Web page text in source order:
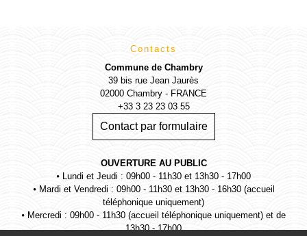
Contacts
Commune de Chambry
39 bis rue Jean Jaurès
02000 Chambry - FRANCE
+33 3 23 23 03 55
Contact par formulaire
OUVERTURE AU PUBLIC
⦁ Lundi et Jeudi : 09h00 - 11h30 et 13h30 - 17h00
⦁ Mardi et Vendredi : 09h00 - 11h30 et 13h30 - 16h30 (accueil
téléphonique uniquement)
⦁ Mercredi : 09h00 - 11h30 (accueil téléphonique uniquement) et de
13h30 - 17h00